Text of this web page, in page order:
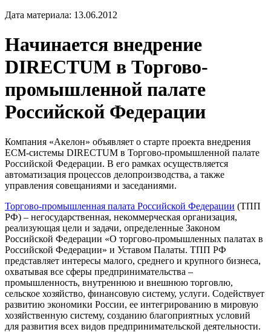
Дата материала: 13.06.2012
Начинается внедрение
DIRECTUM в Торгово-
промышленной палате
Российской Федерации
Компания «Акелон» объявляет о старте проекта внедрения
ECM-системы DIRECTUM в Торгово-промышленной палате
Российской Федерации. В его рамках осуществляется
автоматизация процессов делопроизводства, а также
управления совещаниями и заседаниями.
Торгово-промышленная палата Российской Федерации (ТПП
РФ) – негосударственная, некоммерческая организация,
реализующая цели и задачи, определенные Законом
Российской Федерации «О торгово-промышленных палатах в
Российской Федерации» и Уставом Палаты. ТПП РФ
представляет интересы малого, среднего и крупного бизнеса,
охватывая все сферы предпринимательства –
промышленность, внутреннюю и внешнюю торговлю,
сельское хозяйство, финансовую систему, услуги. Содействует
развитию экономики России, ее интегрированию в мировую
хозяйственную систему, созданию благоприятных условий
для развития всех видов предпринимательской деятельности.